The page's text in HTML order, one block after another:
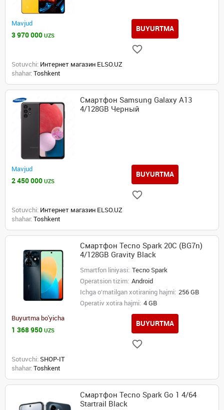
Mavjud
3 970 000 UZS
BUYURTMA
Sotuvchi: Интернет магазин ELSO.UZ
shahar: Toshkent
Смартфон Samsung Galaxy A13
4/128GB Черный
Mavjud
2 450 000 UZS
BUYURTMA
Sotuvchi: Интернет магазин ELSO.UZ
shahar: Toshkent
Смартфон Tecno Spark 20C (BG7n)
4/128GB Gravity Black
Smartfon liniyasi: Tecno Spark
Operatsion tizim: Android
Ichga o‘rnatilgan xotiraning hajmi: 256 GB
Operativ xotira hajmi: 4 GB
Buyurtma bo'yicha
1 368 950 UZS
BUYURTMA
Sotuvchi: SHOP-IT
shahar: Toshkent
Смартфон Tecno Spark Go 1 4/64
Startrail Black